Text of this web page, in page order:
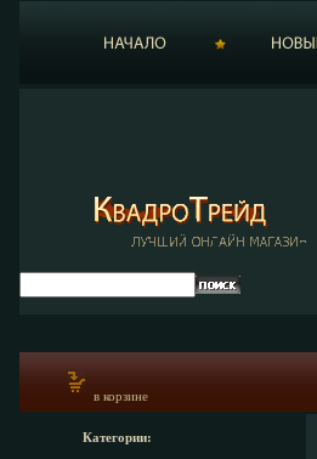
в корзине
Категории: